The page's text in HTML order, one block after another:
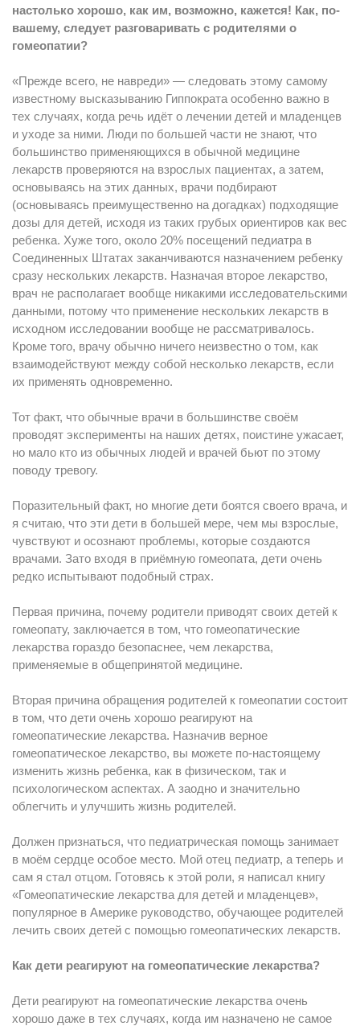
настолько хорошо, как им, возможно, кажется! Как, по-
вашему, следует разговаривать с родителями о
гомеопатии?
«Прежде всего, не навреди» — следовать этому самому
известному высказыванию Гиппократа особенно важно в
тех случаях, когда речь идёт о лечении детей и младенцев
и уходе за ними. Люди по большей части не знают, что
большинство применяющихся в обычной медицине
лекарств проверяются на взрослых пациентах, а затем,
основываясь на этих данных, врачи подбирают
(основываясь преимущественно на догадках) подходящие
дозы для детей, исходя из таких грубых ориентиров как вес
ребенка. Хуже того, около 20% посещений педиатра в
Соединенных Штатах заканчиваются назначением ребенку
сразу нескольких лекарств. Назначая второе лекарство,
врач не располагает вообще никакими исследовательскими
данными, потому что применение нескольких лекарств в
исходном исследовании вообще не рассматривалось.
Кроме того, врачу обычно ничего неизвестно о том, как
взаимодействуют между собой несколько лекарств, если
их применять одновременно.
Тот факт, что обычные врачи в большинстве своём
проводят эксперименты на наших детях, поистине ужасает,
но мало кто из обычных людей и врачей бьют по этому
поводу тревогу.
Поразительный факт, но многие дети боятся своего врача, и
я считаю, что эти дети в большей мере, чем мы взрослые,
чувствуют и осознают проблемы, которые создаются
врачами. Зато входя в приёмную гомеопата, дети очень
редко испытывают подобный страх.
Первая причина, почему родители приводят своих детей к
гомеопату, заключается в том, что гомеопатические
лекарства гораздо безопаснее, чем лекарства,
применяемые в общепринятой медицине.
Вторая причина обращения родителей к гомеопатии состоит
в том, что дети очень хорошо реагируют на
гомеопатические лекарства. Назначив верное
гомеопатическое лекарство, вы можете по-настоящему
изменить жизнь ребенка, как в физическом, так и
психологическом аспектах. А заодно и значительно
облегчить и улучшить жизнь родителей.
Должен признаться, что педиатрическая помощь занимает
в моём сердце особое место. Мой отец педиатр, а теперь и
сам я стал отцом. Готовясь к этой роли, я написал книгу
«Гомеопатические лекарства для детей и младенцев»,
популярное в Америке руководство, обучающее родителей
лечить своих детей с помощью гомеопатических лекарств.
Как дети реагируют на гомеопатические лекарства?
Дети реагируют на гомеопатические лекарства очень
хорошо даже в тех случаях, когда им назначено не самое